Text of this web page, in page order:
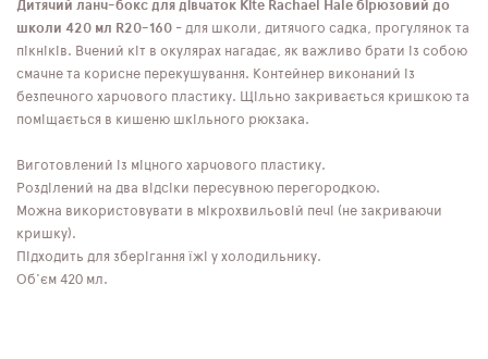
Дитячий ланч-бокс для дівчаток Kite Rachael Hale бірюзовий до
школи 420 мл R20-160 - для школи, дитячого садка, прогулянок та
пікніків. Вчений кіт в окулярах нагадає, як важливо брати із собою
смачне та корисне перекушування. Контейнер виконаний із
безпечного харчового пластику. Щільно закривається кришкою та
поміщається в кишеню шкільного рюкзака.
Виготовлений із міцного харчового пластику.
Розділений на два відсіки пересувною перегородкою.
Можна використовувати в мікрохвильовій печі (не закриваючи
кришку).
Підходить для зберігання їжі у холодильнику.
Об'єм 420 мл.